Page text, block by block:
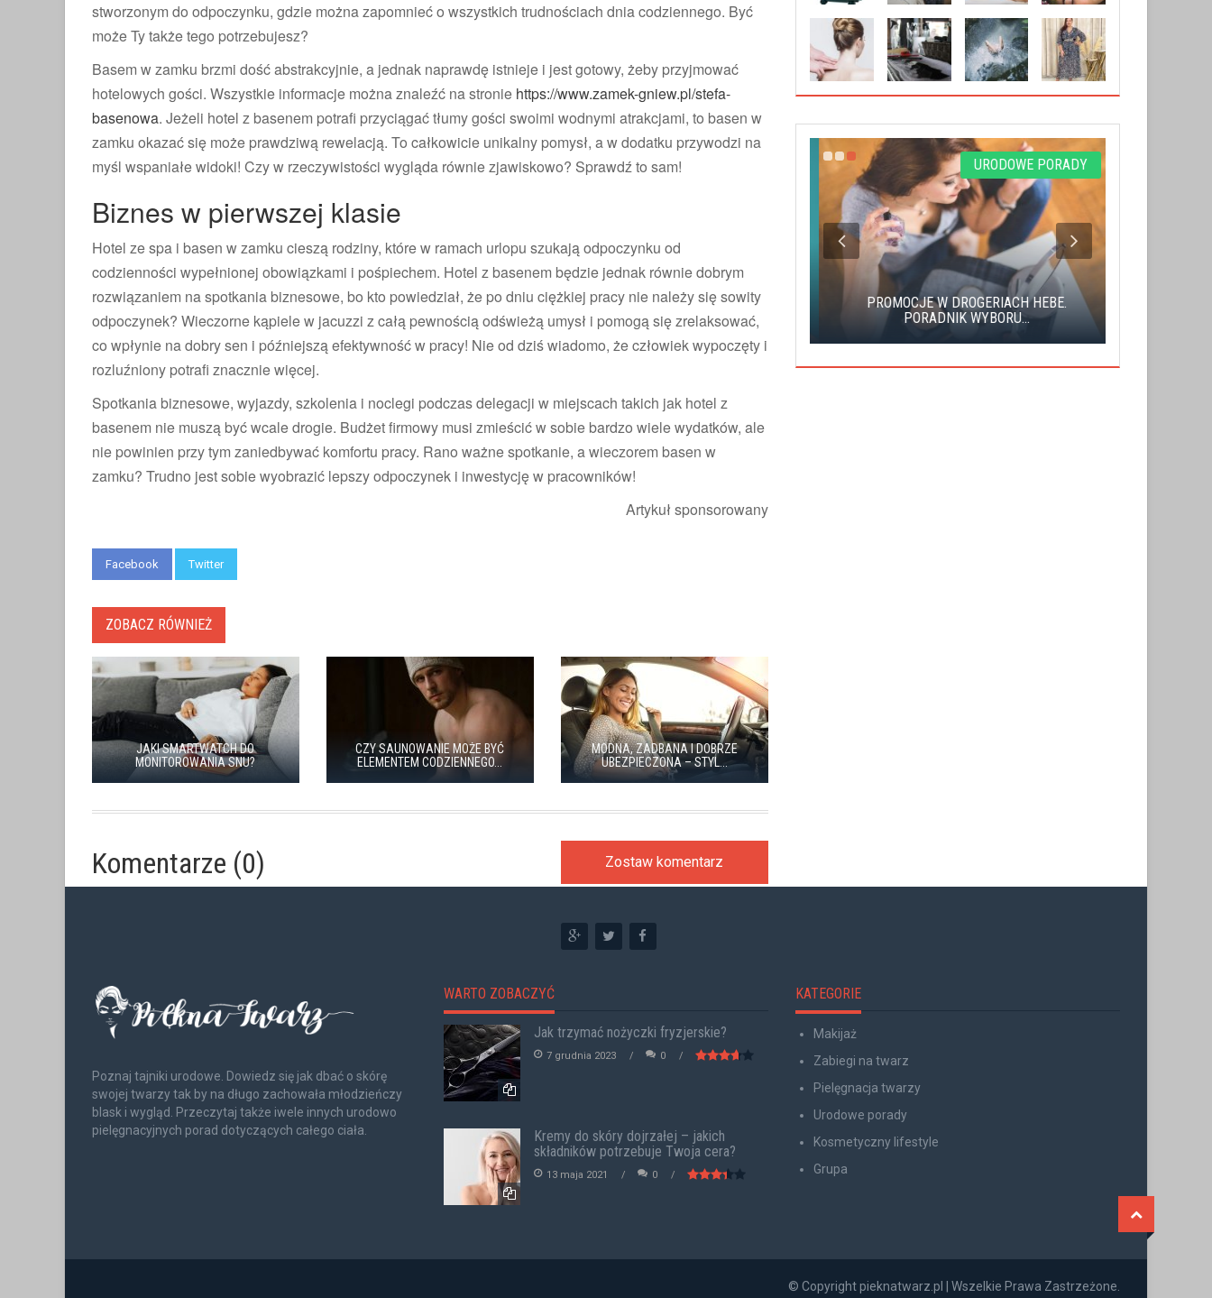
stworzonym do odpoczynku, gdzie można zapomnieć o wszystkich trudnościach dnia codziennego. Być
może Ty także tego potrzebujesz?
Basem w zamku brzmi dość abstrakcyjnie, a jednak naprawdę istnieje i jest gotowy, żeby przyjmować
hotelowych gości. Wszystkie informacje można znaleźć na stronie https://www.zamek-gniew.pl/stefa-
basenowa. Jeżeli hotel z basenem potrafi przyciągać tłumy gości swoimi wodnymi atrakcjami, to basen w
zamku okazać się może prawdziwą rewelacją. To całkowicie unikalny pomysł, a w dodatku przywodzi na
myśl wspaniałe widoki! Czy w rzeczywistości wygląda równie zjawiskowo? Sprawdź to sam!
Biznes w pierwszej klasie
Hotel ze spa i basen w zamku cieszą rodziny, które w ramach urlopu szukają odpoczynku od
codzienności wypełnionej obowiązkami i pośpiechem. Hotel z basenem będzie jednak równie dobrym
rozwiązaniem na spotkania biznesowe, bo kto powiedział, że po dniu ciężkiej pracy nie należy się sowity
odpoczynek? Wieczorne kąpiele w jacuzzi z całą pewnością odświeżą umysł i pomogą się zrelaksować,
co wpłynie na dobry sen i późniejszą efektywność w pracy! Nie od dziś wiadomo, że człowiek wypoczęty i
rozluźniony potrafi znacznie więcej.
Spotkania biznesowe, wyjazdy, szkolenia i noclegi podczas delegacji w miejscach takich jak hotel z
basenem nie muszą być wcale drogie. Budżet firmowy musi zmieścić w sobie bardzo wiele wydatków, ale
nie powinien przy tym zaniedbywać komfortu pracy. Rano ważne spotkanie, a wieczorem basen w
zamku? Trudno jest sobie wyobrazić lepszy odpoczynek i inwestycję w pracowników!
Artykuł sponsorowany
Facebook Twitter
ZOBACZ RÓWNIEŻ
JAKI SMARTWATCH DO
MONITOROWANIA SNU?
CZY SAUNOWANIE MOŻE BYĆ
ELEMENTEM CODZIENNEGO...
MODNA, ZADBANA I DOBRZE
UBEZPIECZONA – STYL...
Komentarze (0) Zostaw komentarz
URODOWE PORADY
W DROGERIACH HEBE.
PORADNIK WYBORU...
KOSMETYCZNY LIFESTYLE
LEGENDARNA MARKA ARDELL JUŻ OD DZIŚ
W...
KOSMETYCZNY LIFESTYLE
TRENDY W MODELOWANIU UST
URODOWE PORADY
PROMOCJE W DROGERIACH HEBE.
PORADNIK WYBORU...
Poznaj tajniki urodowe. Dowiedz się jak dbać o skórę
swojej twarzy tak by na długo zachowała młodzieńczy
blask i wygląd. Przeczytaj także iwele innych urodowo
pielęgnacyjnych porad dotyczących całego ciała.
WARTO ZOBACZYĆ
Jak trzymać nożyczki fryzjerskie?
7 grudnia 2023 0
Kremy do skóry dojrzałej – jakich
składników potrzebuje Twoja cera?
13 maja 2021 0
KATEGORIE
Makijaż
Zabiegi na twarz
Pielęgnacja twarzy
Urodowe porady
Kosmetyczny lifestyle
Grupa
© Copyright pieknatwarz.pl | Wszelkie Prawa Zastrzeżone.